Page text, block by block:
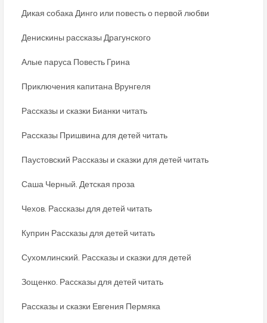
Дикая собака Динго или повесть о первой любви
Денискины рассказы Драгунского
Алые паруса Повесть Грина
Приключения капитана Врунгеля
Рассказы и сказки Бианки читать
Рассказы Пришвина для детей читать
Паустовский Рассказы и сказки для детей читать
Саша Черный. Детская проза
Чехов. Рассказы для детей читать
Куприн Рассказы для детей читать
Сухомлинский. Рассказы и сказки для детей
Зощенко. Рассказы для детей читать
Рассказы и сказки Евгения Пермяка